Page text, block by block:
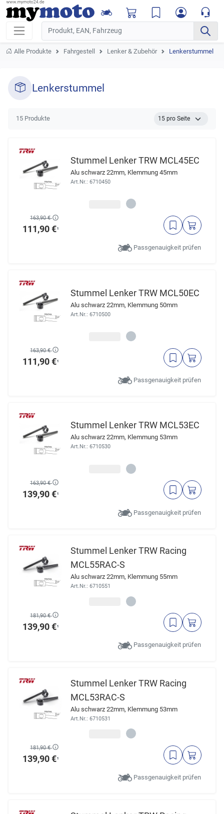
Alle Produkte Fahrgestell Lenker & Zubehör Lenkerstummel
Lenkerstummel
15 Produkte
Stummel Lenker TRW MCL45EC
Alu schwarz 22mm, Klemmung 45mm
Art.Nr.: 6710450
163,90 €
111,90 €¹
Passgenauigkeit prüfen
Stummel Lenker TRW MCL50EC
Alu schwarz 22mm, Klemmung 50mm
Art.Nr.: 6710500
163,90 €
111,90 €¹
Passgenauigkeit prüfen
Stummel Lenker TRW MCL53EC
Alu schwarz 22mm, Klemmung 53mm
Art.Nr.: 6710530
163,90 €
139,90 €¹
Passgenauigkeit prüfen
Stummel Lenker TRW Racing
MCL55RAC-S
Alu schwarz 22mm, Klemmung 55mm
Art.Nr.: 6710551
181,90 €
139,90 €¹
Passgenauigkeit prüfen
Stummel Lenker TRW Racing
MCL53RAC-S
Alu schwarz 22mm, Klemmung 53mm
Art.Nr.: 6710531
181,90 €
139,90 €¹
Passgenauigkeit prüfen